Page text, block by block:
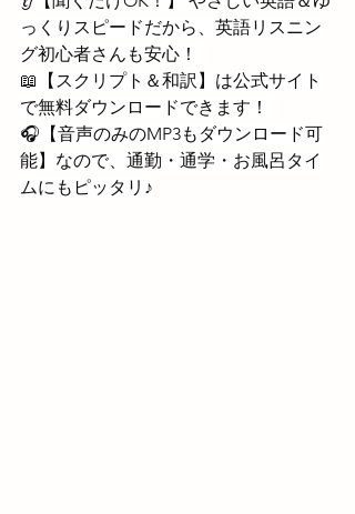
っくりスピードだから、英語リスニン
グ初心者さんも安心！
📖【スクリプト＆和訳】は公式サイト
で無料ダウンロードできます！
🎧【音声のみのMP3もダウンロード可
能】なので、通勤・通学・お風呂タイ
ムにもピッタリ♪